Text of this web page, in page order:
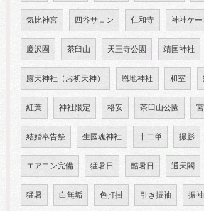
気比神宮 四谷サロン 仁和寺 神社ケー
慶沢園 茶臼山 天王寺公園 靖国神社
露天神社（お初天神） 恩地神社 和室
紅葉 神社限定 格安 茶臼山公園
結婚奉告祭 生國魂神社 十二単 撮影
エアコン完備 猛暑日 酷暑日 通天閣
猛暑 白無垢 色打掛 引き振袖 振袖